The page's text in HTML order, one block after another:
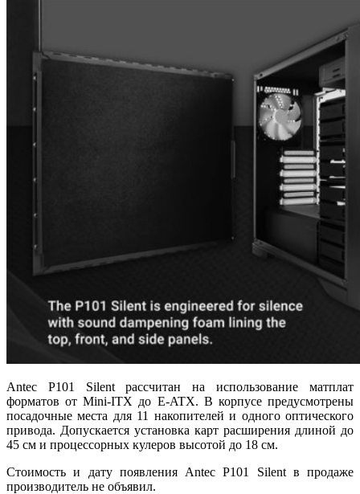
Antec P101 Silent рассчитан на использование матплат
форматов от Mini-ITX до E-ATX. В корпусе предусмотрены
посадочные места для 11 накопителей и одного оптического
привода. Допускается установка карт расширения длиной до
45 см и процессорных кулеров высотой до 18 см.
Стоимость и дату появления Antec P101 Silent в продаже
производитель не объявил.